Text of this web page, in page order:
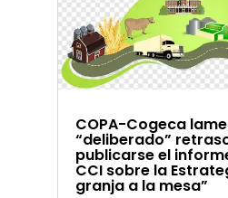
COPA-Cogeca
“deliberado”
publicarse el
CCI sobre la
granja a la mesa”